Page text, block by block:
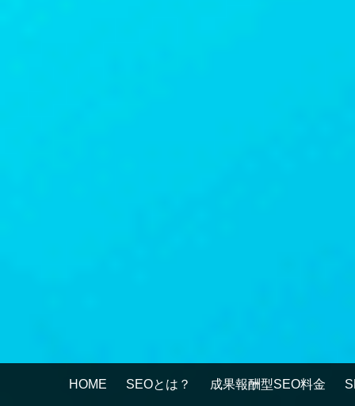
HOME SEOとは？ 成果報酬型SEO料金